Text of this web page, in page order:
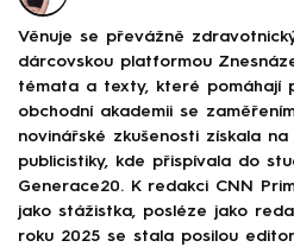
Věnuje se převážně
dárcovskou platformou
témata a texty, které pomáhají
obchodní akademii se
novinářské zkušenosti získala
publicistiky, kde přispívala do
Generace20. K redakci CNN
jako stážistka, posléze jako
roku 2025 se stala posilou